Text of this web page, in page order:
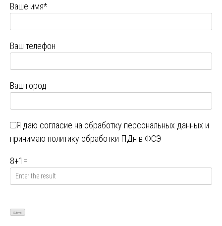
Ваше имя*
Ваш телефон
Ваш город
Я даю согласие на обработку персональных данных и
принимаю политику обработки ПДн в ФСЭ
8+1 =